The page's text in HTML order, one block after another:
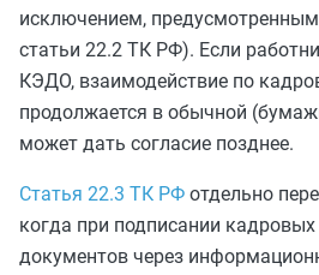
исключением,
статьи 22.2 ТК РФ). Если
КЭДО, взаимодействие по
продолжается в обычной
может дать согласие позднее.
Статья 22.3 ТК РФ отдельно
когда при подписании
документов через